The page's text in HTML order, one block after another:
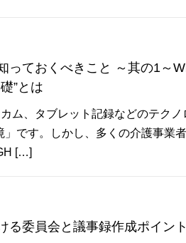
っておくべきこと ～其の1～
”とは
ム、タブレット記録などのテクノ
です。しかし、多くの介護事業
[…]
る委員会と議事録作成ポイント